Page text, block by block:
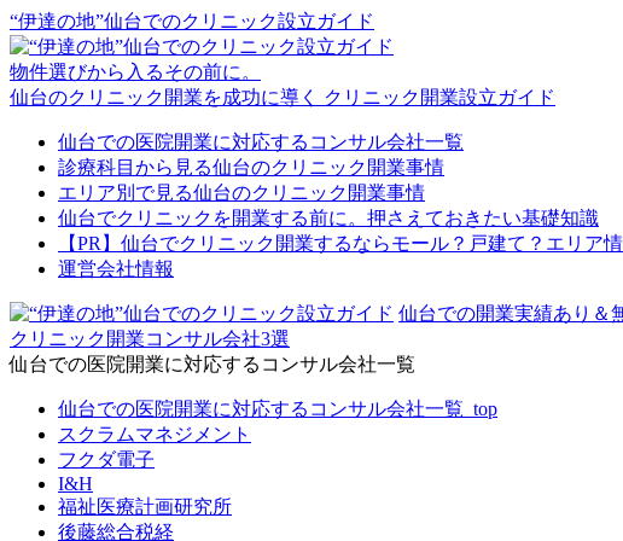
“伊達の地”仙台でのクリニック設立ガイド
物件選びから⼊るその前に。
仙台のクリニック開業を成功に導く
クリニック開業設立ガイド
仙台での医院開業に対応するコンサル会社一覧
診療科目から見る仙台のクリニック開業事情
エリア別で見る仙台のクリニック開業事情
仙台でクリニックを開業する前に。押さえておきたい基礎知識
【PR】仙台でクリニック開業するならモール？戸建て？エリア
運営会社情報
仙台での開業実績あり＆
クリニック開業コンサル会社3選
仙台での医院開業に対応するコンサル会社一覧
仙台での医院開業に対応するコンサル会社一覧_top
スクラムマネジメント
フクダ電子
I&H
福祉医療計画研究所
後藤総合税経